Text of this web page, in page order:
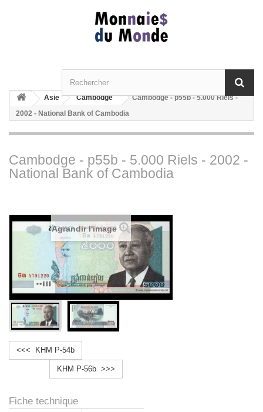
Asie Cambodge
Cambodge - p55b - 5.000 Riels -
2002 - National Bank of Cambodia
Cambodge - p55b - 5.000 Riels - 2002 -
National Bank of Cambodia
Agrandir l'image
<<< KHM P-54b
KHM P-56b >>>
Fiche technique